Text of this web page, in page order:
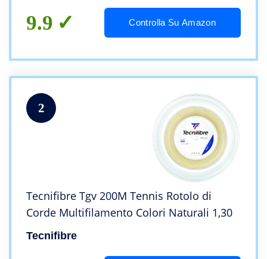
9.9 Controlla Su Amazon
2
Tecnifibre Tgv 200M Tennis Rotolo di
Corde Multifilamento Colori Naturali 1,30
Tecnifibre